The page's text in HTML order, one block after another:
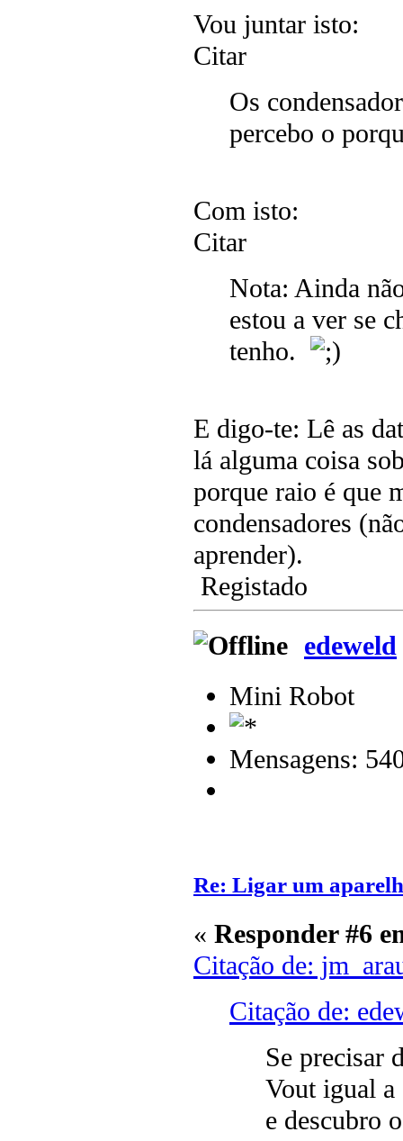
Vou juntar isto:
Citar
Os
percebo o
Com isto:
Citar
Nota: Ainda
estou a ver se
tenho.
E digo-te: Lê as
lá alguma coisa
porque raio é que
condensadores
aprender).
Registado
edeweld
Mini Robot
Mensagens:
Re: Ligar um
« Responder #6
Citação de:
Citação de:
Se precisar
Vout igual
e descubro